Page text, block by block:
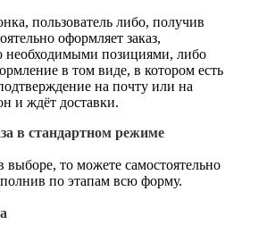
пользователь либо, получив
оформляет заказ,
необходимыми позициями, либо
в том виде, в котором есть
на почту или на
и ждёт доставки.
в стандартном режиме
то можете самостоятельно
по этапам всю форму.